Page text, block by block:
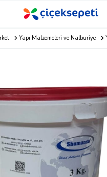
Yapı Malzemeleri ve Nalburiye